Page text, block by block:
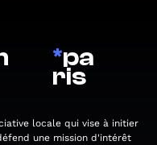
*pa
ris
locale qui vise à initier
une mission d'intérêt